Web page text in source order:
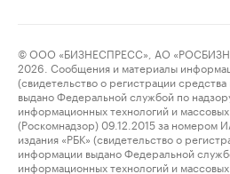
© ООО «БИЗНЕСПРЕСС», АО
2026. Сообщения и материалы
(свидетельство о регистрации
выдано Федеральной службой по
информационных технологий и
(Роскомнадзор) 09.12.2015 за номером
издания «РБК» (свидетельство о
информации выдано Федеральной
информационных технологий и